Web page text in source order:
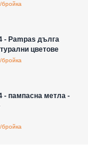
- Pampas дълга
цветове
- пампасна метла -